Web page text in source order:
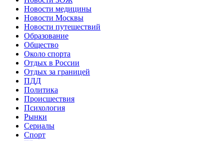
Новости медицины
Новости Москвы
Новости путешествий
Образование
Общество
Около спорта
Отдых в России
Отдых за границей
ПДД
Политика
Происшествия
Психология
Рынки
Сериалы
Спорт